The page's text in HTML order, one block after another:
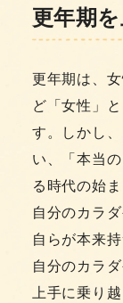
更年期
更年期は、
ど「女性」
す。しかし
い、「本当
る時代の始ま
自分のカラ
自らが本来
自分のカラ
上手に乗り